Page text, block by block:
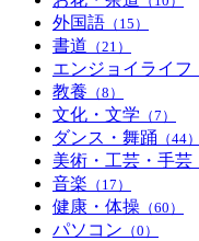
外国語 （15）
書道 （21）
エンジョイライフ
教養 （8）
文化・文学 （7）
ダンス・舞踊 （44）
美術・工芸・手芸
音楽 （17）
健康・体操 （60）
パソコン （0）